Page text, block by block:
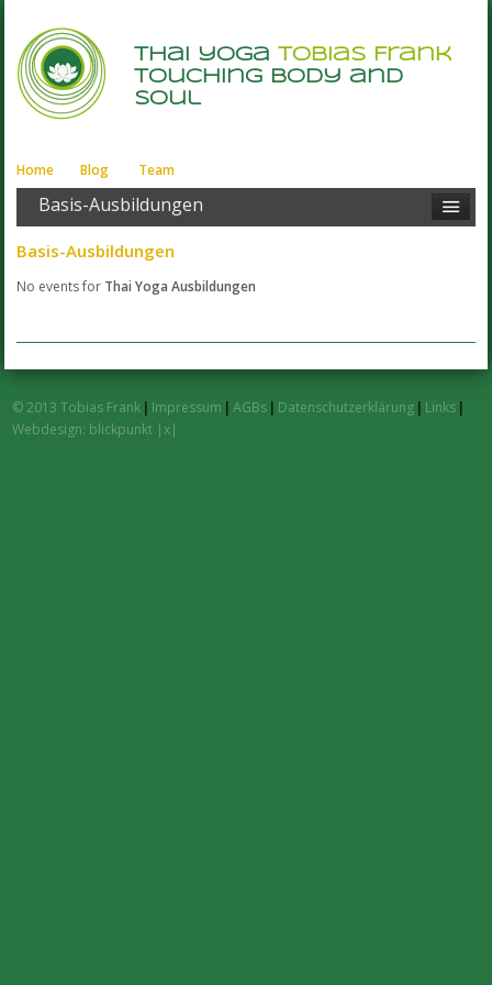
thai yogaTobias Frank
touching body and
soul
Home Blog Team
Basis-Ausbildungen
Basis-Ausbildungen
No events for Thai Yoga Ausbildungen
© 2013 Tobias Frank | Impressum | AGBs | Datenschutzerklärung | Links |
Webdesign: blickpunkt |x|